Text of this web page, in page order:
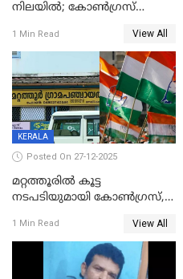
നിലയില്‍; കോണ്‍ഗ്രസ്
മാനസികപീഡനമെന്ന് കുറിപ്പ്
1 Min Read View All
KERALA
Posted On 27-12-2025
മറ്റത്തൂരിൽ കൂട്ട
നടപടിയുമായി കോണ്‍ഗ്രസ്,
എട്ട് പേര്‍ ഉള്‍പ്പെടെ
പത്തുപേരെ പുറത്താക്കി,
ചൊവ്വന്നൂരിലും നടപടി
1 Min Read View All